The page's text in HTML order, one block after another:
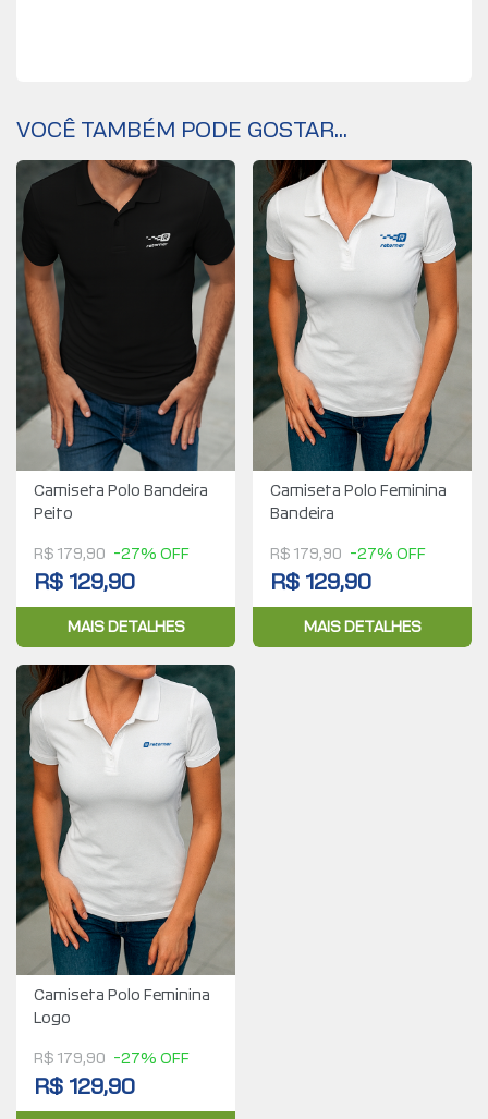
VOCÊ TAMBÉM PODE GOSTAR...
Camiseta Polo Bandeira
Peito
R$ 179,90 -27% OFF
R$ 129,90
MAIS DETALHES
Camiseta Polo Feminina
Bandeira
R$ 179,90 -27% OFF
R$ 129,90
MAIS DETALHES
Camiseta Polo Feminina
Logo
R$ 179,90 -27% OFF
R$ 129,90